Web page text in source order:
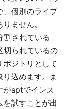
、個別のライブ
ません。
割されている
切られているの
ジトリとして
込めます。ま
がaptでインス
を試すことが出